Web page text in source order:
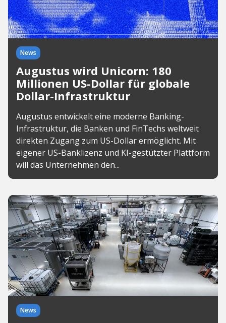
News
Augustus wird Unicorn: 180
Millionen US-Dollar für globale
Dollar-Infrastruktur
Augustus entwickelt eine moderne Banking-
Infrastruktur, die Banken und FinTechs weltweit
direkten Zugang zum US-Dollar ermöglicht. Mit
eigener US-Banklizenz und KI-gestützter Plattform
will das Unternehmen den...
News